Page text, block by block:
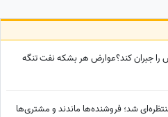
شهاب حسینی؛ شما شبیه
را جبران کند؟عوارض هر بشکه نفت تنگه
شد؛ فروشنده‌ها ماندند و مشتری‌ها